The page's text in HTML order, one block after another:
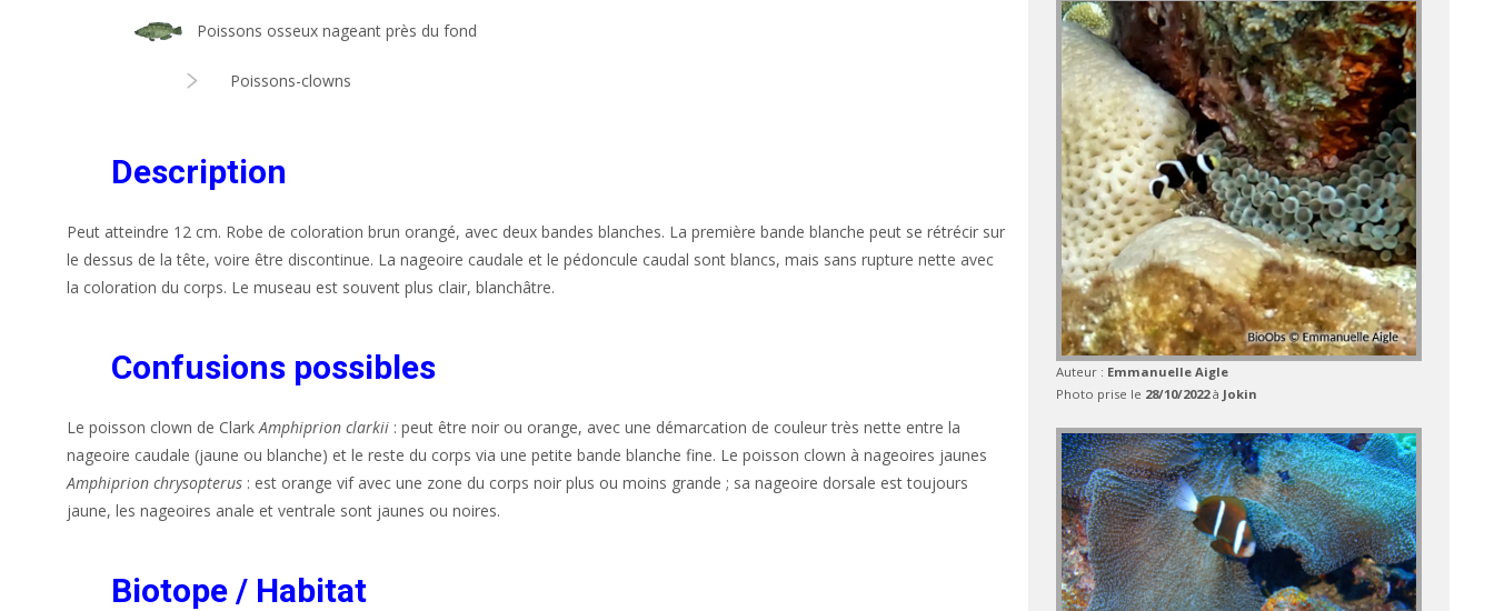
Poissons osseux nageant près du fond
Poissons-clowns
Description
Peut atteindre 12 cm. Robe de coloration brun orangé, avec deux bandes blanches. La première bande blanche peut se rétrécir sur
le dessus de la tête, voire être discontinue. La nageoire caudale et le pédoncule caudal sont blancs, mais sans rupture nette avec
la coloration du corps. Le museau est souvent plus clair, blanchâtre.
Confusions possibles
Le poisson clown de Clark Amphiprion clarkii : peut être noir ou orange, avec une démarcation de couleur très nette entre la
nageoire caudale (jaune ou blanche) et le reste du corps via une petite bande blanche fine. Le poisson clown à nageoires jaunes
Amphiprion chrysopterus : est orange vif avec une zone du corps noir plus ou moins grande ; sa nageoire dorsale est toujours
jaune, les nageoires anale et ventrale sont jaunes ou noires.
Biotope / Habitat
Auteur : Emmanuelle Aigle
Photo prise le 28/10/2022à Jokin